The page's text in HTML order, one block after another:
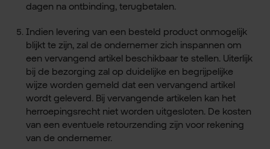
dagen na ontbinding, terugbetalen.
Indien levering van een besteld product onmogelijk
blijkt te zijn, zal de ondernemer zich inspannen om
een vervangend artikel beschikbaar te stellen. Uiterlijk
bij de bezorging zal op duidelijke en begrijpelijke
wijze worden gemeld dat een vervangend artikel
wordt geleverd. Bij vervangende artikelen kan het
herroepingsrecht niet worden uitgesloten. De kosten
van een eventuele retourzending zijn voor rekening
van de ondernemer.